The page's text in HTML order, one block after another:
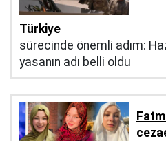
Türkiye
sürecinde önemli adım:
yasanın adı belli oldu